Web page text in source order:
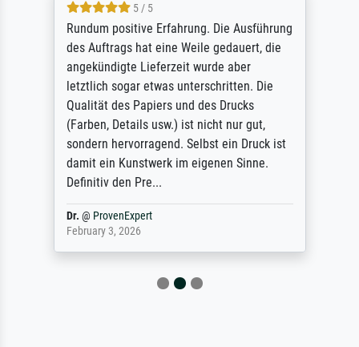
5 / 5
Rundum positive Erfahrung. Die Ausführung
des Auftrags hat eine Weile gedauert, die
angekündigte Lieferzeit wurde aber
letztlich sogar etwas unterschritten. Die
Qualität des Papiers und des Drucks
(Farben, Details usw.) ist nicht nur gut,
sondern hervorragend. Selbst ein Druck ist
damit ein Kunstwerk im eigenen Sinne.
Definitiv den Pre...
Dr. @ ProvenExpert
February 3, 2026